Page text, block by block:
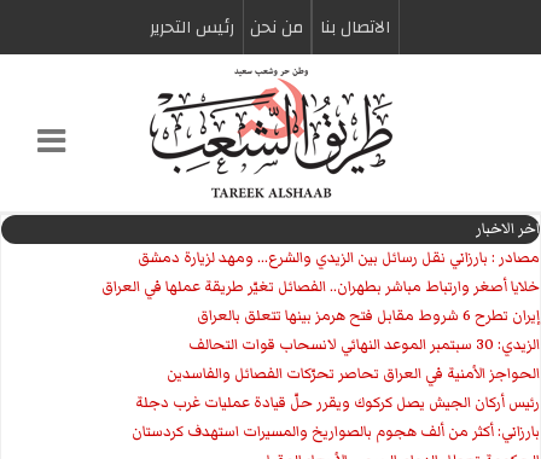
الاتصال بنا من نحن رئیس التحریر
اخر الاخبار
مصادر : بارزاني نقل رسائل بين الزيدي والشرع... ومهد لزيارة دمشق
خلايا أصغر وارتباط مباشر بطهران.. الفصائل تغيّر طريقة عملها في العراق
إيران تطرح 6 شروط مقابل فتح هرمز بينها تتعلق بالعراق
الزيدي: 30 سبتمبر الموعد النهائي لانسحاب قوات التحالف
الحواجز الأمنية في العراق تحاصر تحرّكات الفصائل والفاسدين
رئيس أركان الجيش يصل كركوك ويقرر حلّ قيادة عمليات غرب دجلة
بارزاني: أكثر من ألف هجوم بالصواريخ والمسيرات استهدف كردستان